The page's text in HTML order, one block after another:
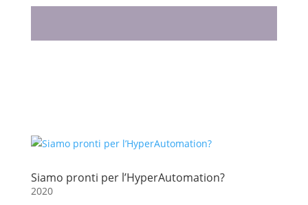
Siamo pronti per l’HyperAutomation?
2020